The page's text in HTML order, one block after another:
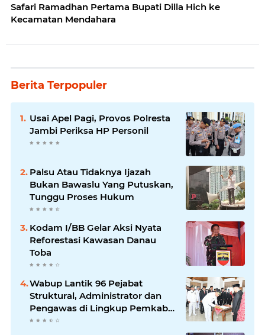
Safari Ramadhan Pertama Bupati Dilla Hich ke
Kecamatan Mendahara
Berita Terpopuler
Usai Apel Pagi, Provos Polresta
Jambi Periksa HP Personil
Palsu Atau Tidaknya Ijazah
Bukan Bawaslu Yang Putuskan,
Tunggu Proses Hukum
Kodam I/BB Gelar Aksi Nyata
Reforestasi Kawasan Danau
Toba
Wabup Lantik 96 Pejabat
Struktural, Administrator dan
Pengawas di Lingkup Pemkab
Tanjabtim